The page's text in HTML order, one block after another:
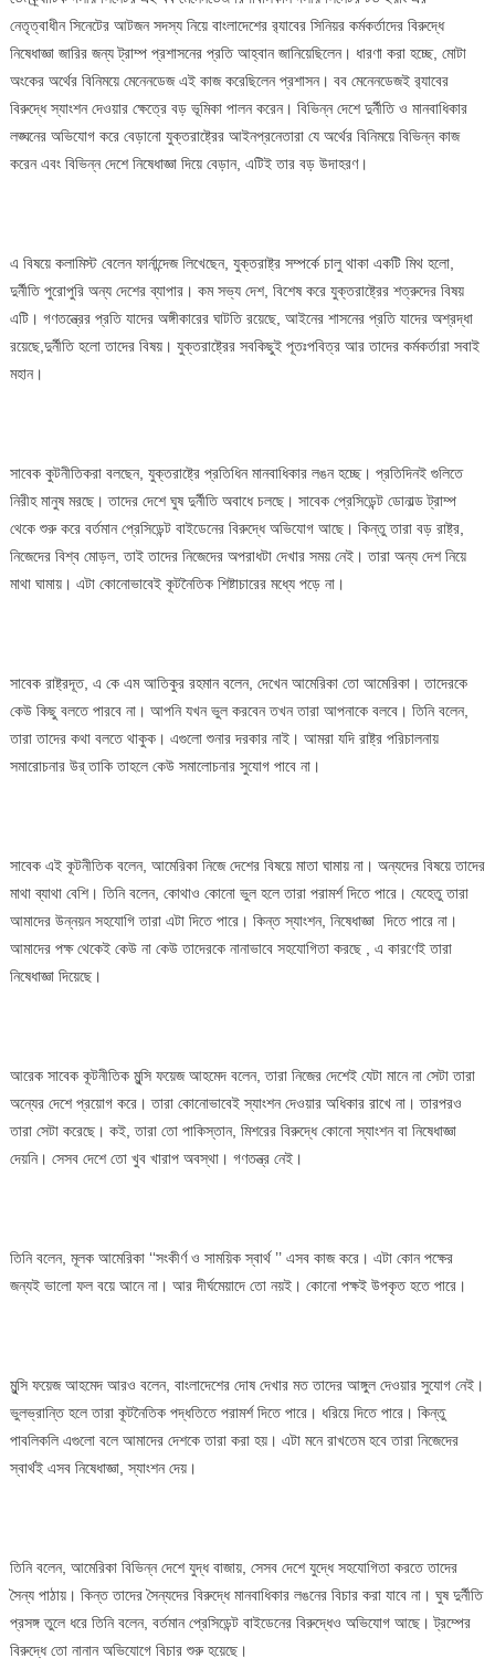
নেতৃত্বাধীন সিনেটের আটজন সদস্য নিয়ে বাংলাদেশের র‌্যাবের সিনিয়র কর্মকর্তাদের বিরুদ্ধে
নিষেধাজ্ঞা জারির জন্য ট্রাম্প প্রশাসনের প্রতি আহ্বান জানিয়েছিলেন। ধারণা করা হচ্ছে, মোটা
অংকের অর্থের বিনিময়ে মেনেনডেজ এই কাজ করেছিলেন প্রশাসন। বব মেনেনডেজই র‍্যাবের
বিরুদ্ধে স্যাংশন দেওয়ার ক্ষেত্রে বড় ভূমিকা পালন করেন। বিভিন্ন দেশে দুর্নীতি ও মানবাধিকার
লঙ্ঘনের অভিযোগ করে বেড়ানো যুক্তরাষ্ট্রের আইনপ্রনেতারা যে অর্থের বিনিময়ে বিভিন্ন কাজ
করেন এবং বিভিন্ন দেশে নিষেধাজ্ঞা দিয়ে বেড়ান, এটিই তার বড় উদাহরণ।
এ বিষয়ে কলামিস্ট বেলেন ফার্নান্দেজ লিখেছেন, যুক্তরাষ্ট্র সম্পর্কে চালু থাকা একটি মিথ হলো,
দুর্নীতি পুরোপুরি অন্য দেশের ব্যাপার। কম সভ্য দেশ, বিশেষ করে যুক্তরাষ্ট্রের শত্রুদের বিষয়
এটি। গণতন্ত্রের প্রতি যাদের অঙ্গীকারের ঘাটতি রয়েছে, আইনের শাসনের প্রতি যাদের অশ্রদ্ধা
রয়েছে,দুর্নীতি হলো তাদের বিষয়। যুক্তরাষ্ট্রের সবকিছুই পূতঃপবিত্র আর তাদের কর্মকর্তারা সবাই
মহান।
সাবেক কুটনীতিকরা বলছেন, যুক্তরাষ্ট্রে প্রতিধিন মানবাধিকার লঙন হচ্ছে। প্রতিদিনই গুলিতে
নিরীহ মানুষ মরছে। তাদের দেশে ঘুষ দুর্নীতি অবাধে চলছে। সাবেক প্রেসিডেন্ট ডোনাল্ড ট্রাম্প
থেকে শুরু করে বর্তমান প্রেসিডেন্ট বাইডেনের বিরুদ্ধে অভিযোগ আছে। কিন্তু তারা বড় রাষ্ট্র,
নিজেদের বিশ্ব মোড়ল, তাই তাদের নিজেদের অপরাধটা দেখার সময় নেই। তারা অন্য দেশ নিয়ে
মাথা ঘামায়। এটা কোনোভাবেই কূটনৈতিক শিষ্টাচারের মধ্যে পড়ে না।
সাবেক রাষ্ট্রদূত, এ কে এম আতিকুর রহমান বলেন, দেখেন আমেরিকা তো আমেরিকা। তাদেরকে
কেউ কিছু বলতে পারবে না। আপনি যখন ভুল করবেন তখন তারা আপনাকে বলবে। তিনি বলেন,
তারা তাদের কথা বলতে থাকুক। এগুলো শুনার দরকার নাই। আমরা যদি রাষ্ট্র পরিচালনায়
সমারোচনার উর্ তাকি তাহলে কেউ সমালোচনার সুযোগ পাবে না।
সাবেক এই কূটনীতিক বলেন, আমেরিকা নিজে দেশের বিষয়ে মাতা ঘামায় না। অন্যদের বিষয়ে তাদের
মাথা ব্যাথা বেশি। তিনি বলেন, কোথাও কোনো ভুল হলে তারা পরামর্শ দিতে পারে। যেহেতু তারা
আমাদের উন্নয়ন সহযোগি তারা এটা দিতে পারে। কিন্ত স্যাংশন, নিষেধাজ্ঞা দিতে পারে না।
আমাদের পক্ষ থেকেই কেউ না কেউ তাদেরকে নানাভাবে সহযোগিতা করছে , এ কারণেই তারা
নিষেধাজ্ঞা দিয়েছে।
আরেক সাবেক কূটনীতিক মুন্সি ফয়েজ আহমেদ বলেন, তারা নিজের দেশেই যেটা মানে না সেটা তারা
অন্যের দেশে প্রয়োগ করে। তারা কোনোভাবেই স্যাংশন দেওয়ার অধিকার রাখে না। তারপরও
তারা সেটা করেছে। কই, তারা তো পাকিস্তান, মিশরের বিরুদ্ধে কোনো স্যাংশন বা নিষেধাজ্ঞা
দেয়নি। সেসব দেশে তো খুব খারাপ অবস্থা। গণতন্ত্র নেই।
তিনি বলেন, মূলক আমেরিকা ‘‘সংকীর্ণ ও সাময়িক স্বার্থ ’’ এসব কাজ করে। এটা কোন পক্ষের
জন্যই ভালো ফল বয়ে আনে না। আর দীর্ঘমেয়াদে তো নয়ই। কোনো পক্ষই উপকৃত হতে পারে।
মুন্সি ফয়েজ আহমেদ আরও বলেন, বাংলাদেশের দোষ দেখার মত তাদের আঙ্গুল দেওয়ার সুযোগ নেই।
ভুলভ্রান্তি হলে তারা কূটনৈতিক পদ্ধতিতে পরামর্শ দিতে পারে। ধরিয়ে দিতে পারে। কিন্তু
পাবলিকলি এগুলো বলে আমাদের দেশকে তারা করা হয়। এটা মনে রাখতেম হবে তারা নিজেদের
স্বার্থই এসব নিষেধাজ্ঞা, স্যাংশন দেয়।
তিনি বলেন, আমেরিকা বিভিন্ন দেশে যুদ্ধ বাজায়, সেসব দেশে যুদ্ধে সহযোগিতা করতে তাদের
সৈন্য পাঠায়। কিন্ত তাদের সৈন্যদের বিরুদ্ধে মানবাধিকার লঙনের বিচার করা যাবে না। ঘুষ দুর্নীতি
প্রসঙ্গ তুলে ধরে তিনি বলেন, বর্তমান প্রেসিডেন্ট বাইডেনের বিরুদ্ধেও অভিযোগ আছে। ট্রম্পের
বিরুদ্ধে তো নানান অভিযোগে বিচার শুরু হয়েছে।